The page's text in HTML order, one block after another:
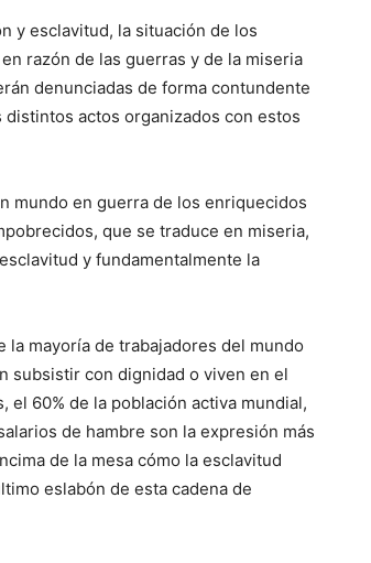
y esclavitud, la situación de los
razón de las guerras y de la miseria
denunciadas de forma contundente
distintos actos organizados con estos
mundo en guerra de los enriquecidos
que se traduce en miseria,
y fundamentalmente la
la mayoría de trabajadores del mundo
subsistir con dignidad o viven en el
el 60% de la población activa mundial,
de hambre son la expresión más
de la mesa cómo la esclavitud
eslabón de esta cadena de